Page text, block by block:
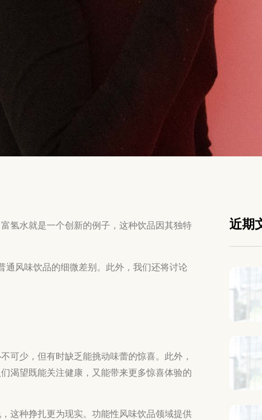
氢水就是一个创新的例子，这种饮品因其独特
通风味饮品的细微差别。此外，我们还将讨论
可少，但有时缺乏能挑动味蕾的惊喜。此外，
渴望既能关注健康，又能带来更多惊喜体验的
这种挣扎更为现实。功能性风味饮品领域提供
近期